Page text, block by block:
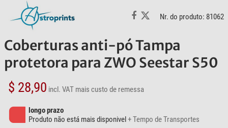
Nr. do produto: 81062
Coberturas anti-pó Tampa
protetora para ZWO Seestar S50
$ 28,90 incl. VAT mais custo de remessa
longo prazo
Produto não está mais disponivel+ Tempo de Transportes